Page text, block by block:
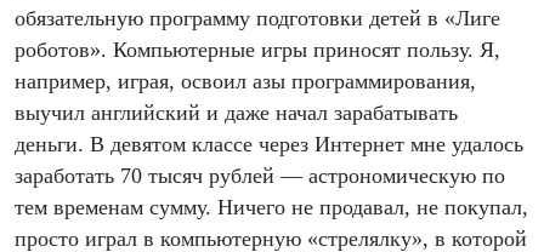
обязательную программу подготовки детей в «Лиге
роботов». Компьютерные игры приносят пользу. Я,
например, играя, освоил азы программирования,
выучил английский и даже начал зарабатывать
деньги. В девятом классе через Интернет мне удалось
заработать 70 тысяч рублей — астрономическую по
тем временам сумму. Ничего не продавал, не покупал,
просто играл в компьютерную «стрелялку», в которой